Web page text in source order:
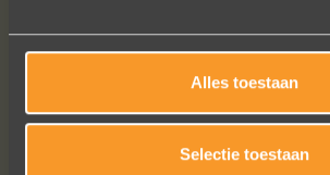
Alles toestaan
Selectie toestaan